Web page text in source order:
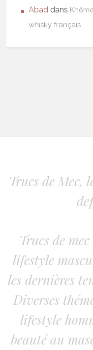
Abad dans
whisky français.
Trucs de Mec,
Trucs de
lifestyle
les dernières
Diverses
lifestyle
beauté au